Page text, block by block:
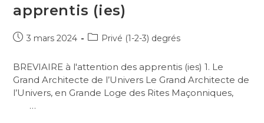
apprentis (ies)
3 mars 2024 Privé (1-2-3) degrés
BREVIAIRE à l'attention des apprentis (ies) 1. Le
Grand Architecte de l’Univers Le Grand Architecte de
l’Univers, en Grande Loge des Rites Maçonniques,
…